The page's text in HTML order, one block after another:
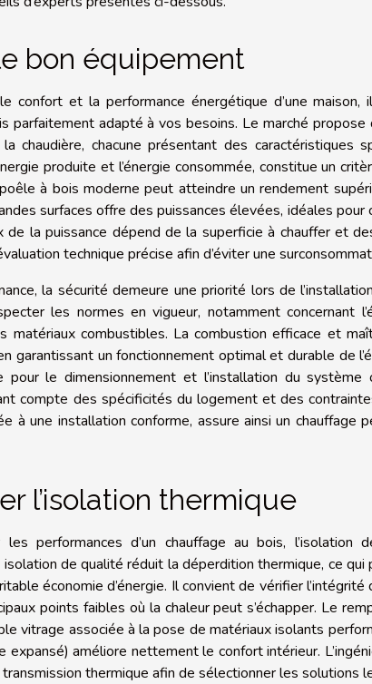
bon équipement
confort et la performance énergétique d’une
parfaitement adapté à vos besoins. Le marché
la chaudière, chacune présentant des caractéristiques
produite et l’énergie consommée, constitue un
à bois moderne peut atteindre un rendement
surfaces offre des puissances élevées, idéales
de la puissance dépend de la superficie à chauffer et
technique précise afin d’éviter une
la sécurité demeure une priorité lors de
les normes en vigueur, notamment concernant
matériaux combustibles. La combustion efficace et
garantissant un fonctionnement optimal et durable de
pour le dimensionnement et l’installation du
compte des spécificités du logement et des
à une installation conforme, assure ainsi un chauffage
l’isolation thermique
les performances d’un chauffage au bois,
isolation de qualité réduit la déperdition thermique, ce
économie d’énergie. Il convient de vérifier
points faibles où la chaleur peut s’échapper. Le
vitrage associée à la pose de matériaux isolants
expansé) améliore nettement le confort intérieur.
thermique afin de sélectionner les solutions